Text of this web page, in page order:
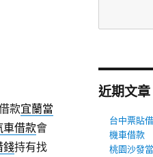
款宜蘭當
車借款會
錢持有找
近期文章
台中票貼
機車借款
桃園沙發